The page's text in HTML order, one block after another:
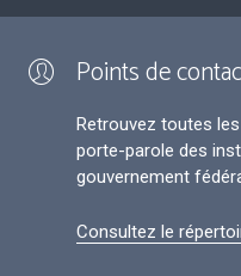
Points de
Retrouvez toutes
porte-parole des
gouvernement
Consultez le